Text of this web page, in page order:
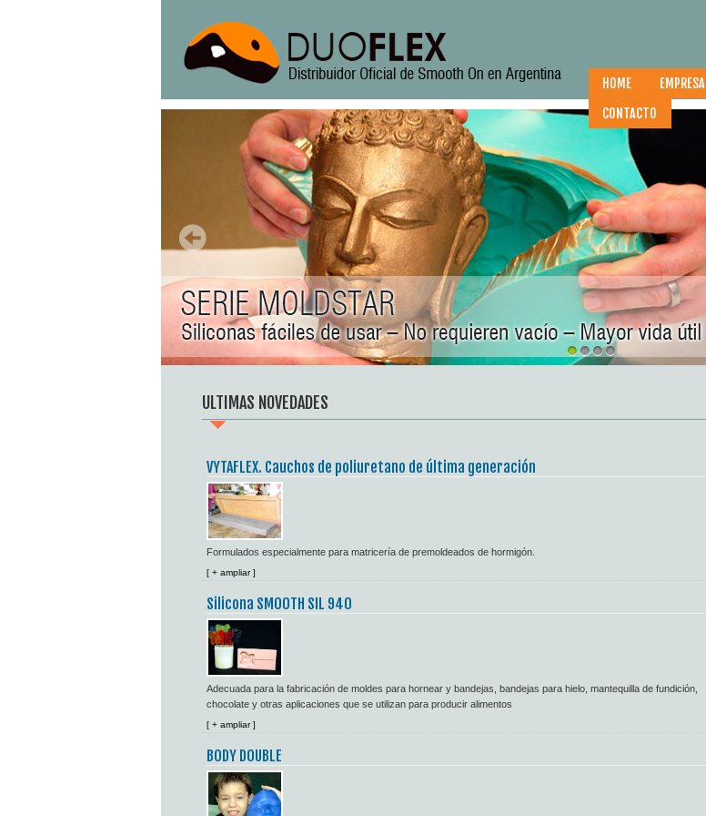
HOME EMPRESA
CONTACTO
1 2 3 4
ULTIMAS NOVEDADES
VYTAFLEX. Cauchos de poliuretano de última generación
Formulados especialmente para matricería de premoldeados de hormigón.
[ + ampliar ]
Silicona SMOOTH SIL 940
Adecuada para la fabricación de moldes para hornear y bandejas, bandejas para hielo, mantequilla de fundición,
chocolate y otras aplicaciones que se utilizan para producir alimentos
[ + ampliar ]
BODY DOUBLE